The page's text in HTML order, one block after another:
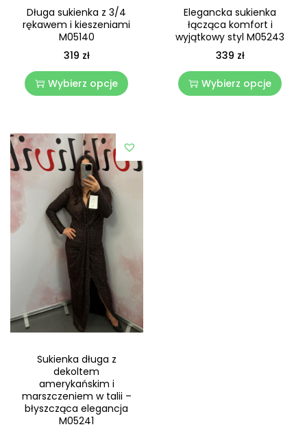
Długa sukienka z 3/4
rękawem i kieszeniami
M05140
319 zł
Wybierz opcje
Elegancka sukienka
łącząca komfort i
wyjątkowy styl M05243
339 zł
Wybierz opcje
Sukienka długa z
dekoltem
amerykańskim i
marszczeniem w talii –
błyszcząca elegancja
M05241